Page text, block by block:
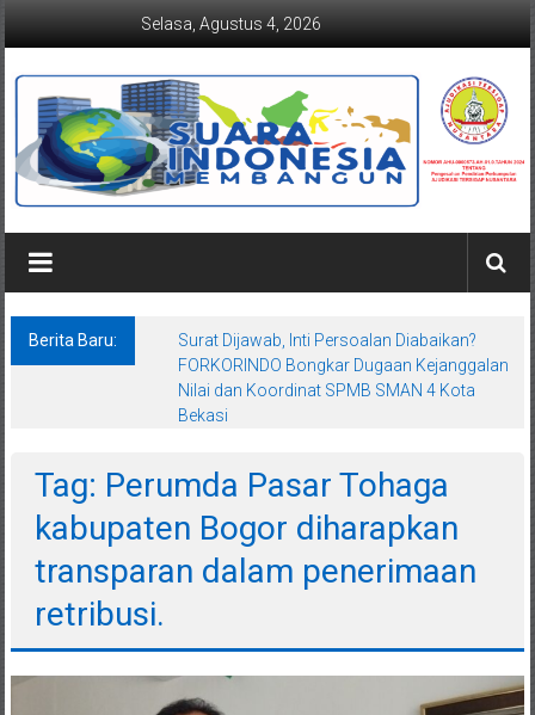
Selasa, Agustus 4, 2026
Berita Baru:
Surat Dijawab, Inti Persoalan Diabaikan?
FORKORINDO Bongkar Dugaan Kejanggalan
Nilai dan Koordinat SPMB SMAN 4 Kota
Bekasi
Tag: Perumda Pasar Tohaga
kabupaten Bogor diharapkan
transparan dalam penerimaan
retribusi.